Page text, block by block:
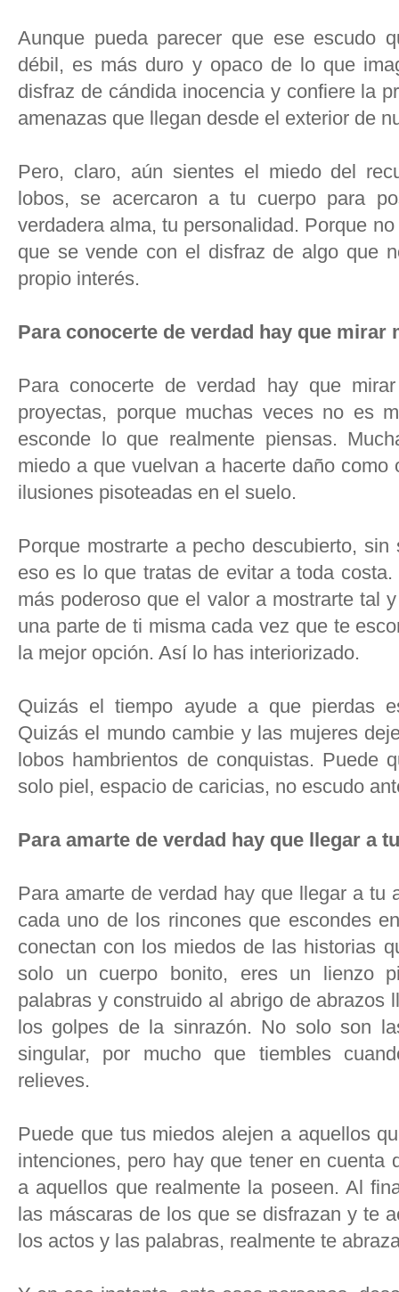
Aunque pueda parecer que ese escudo
débil, es más duro y opaco de lo que
disfraz de cándida inocencia y confiere la
amenazas que llegan desde el exterior de
Pero, claro, aún sientes el miedo del
lobos, se acercaron a tu cuerpo para
verdadera alma, tu personalidad. Porque
que se vende con el disfraz de algo que
propio interés.
Para conocerte de verdad hay que mirar
Para conocerte de verdad hay que
proyectas, porque muchas veces no es
esconde lo que realmente piensas.
miedo a que vuelvan a hacerte daño
ilusiones pisoteadas en el suelo.
Porque mostrarte a pecho descubierto,
eso es lo que tratas de evitar a toda
más poderoso que el valor a mostrarte tal
una parte de ti misma cada vez que te
la mejor opción. Así lo has interiorizado.
Quizás el tiempo ayude a que pierdas
Quizás el mundo cambie y las mujeres
lobos hambrientos de conquistas. Puede
solo piel, espacio de caricias, no escudo
Para amarte de verdad hay que llegar a
Para amarte de verdad hay que llegar a tu
cada uno de los rincones que escondes
conectan con los miedos de las historias
solo un cuerpo bonito, eres un lienzo
palabras y construido al abrigo de abrazos
los golpes de la sinrazón. No solo son
singular, por mucho que tiembles
relieves.
Puede que tus miedos alejen a aquellos
intenciones, pero hay que tener en cuenta
a aquellos que realmente la poseen. Al
las máscaras de los que se disfrazan y te
los actos y las palabras, realmente te